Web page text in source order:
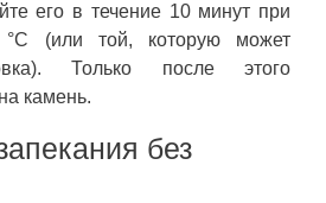
его в течение 10 минут при
°C (или той, которую может
Только после этого
камень.
без